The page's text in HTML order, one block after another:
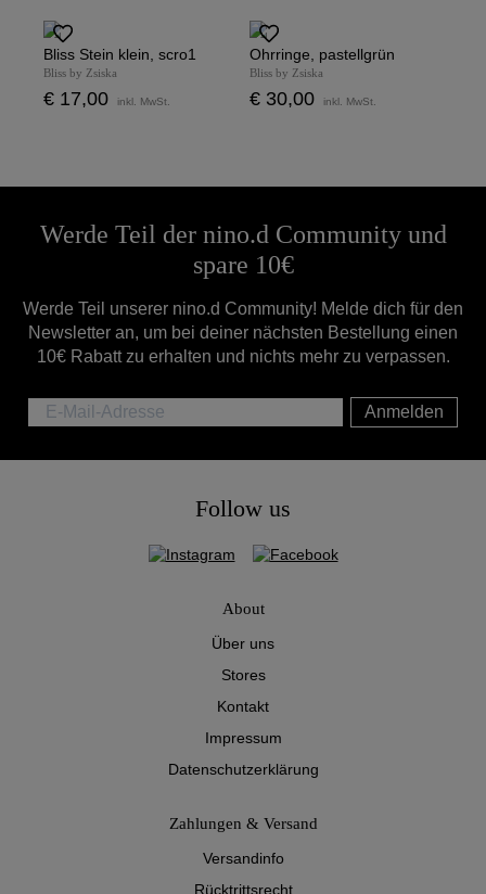
Bliss Stein klein, scro1
Bliss by Zsiska
€ 17,00 inkl. MwSt.
Ohrringe, pastellgrün
Bliss by Zsiska
€ 30,00 inkl. MwSt.
Werde Teil der nino.d Community und
spare 10€
Werde Teil unserer nino.d Community! Melde dich für den
Newsletter an, um bei deiner nächsten Bestellung einen
10€ Rabatt zu erhalten und nichts mehr zu verpassen.
Anmelden
Follow us
About
Über uns
Stores
Kontakt
Impressum
Datenschutzerklärung
Zahlungen & Versand
Versandinfo
Rücktrittsrecht